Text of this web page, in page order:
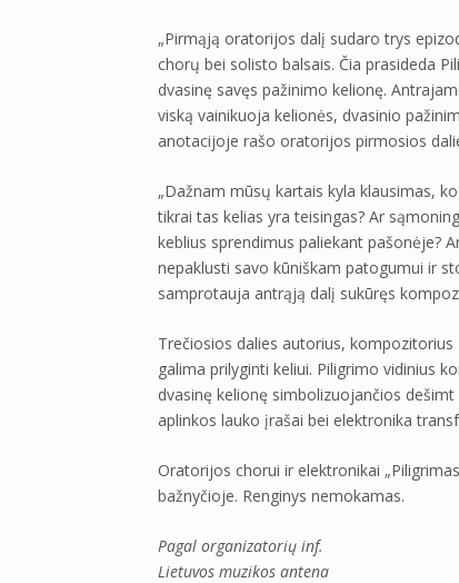
„Pirmąją oratorijos dalį sudaro trys
chorų bei solisto balsais. Čia prasideda
dvasinę savęs pažinimo kelionę.
viską vainikuoja kelionės, dvasinio
anotacijoje rašo oratorijos pirmosios
„Dažnam mūsų kartais kyla klausimas,
tikrai tas kelias yra teisingas? Ar
keblius sprendimus paliekant pašonėje?
nepaklusti savo kūniškam patogumui ir
samprotauja antrąją dalį sukūręs
Trečiosios dalies autorius,
galima prilyginti keliui. Piligrimo vidinius
dvasinę kelionę simbolizuojančios
aplinkos lauko įrašai bei elektronika
Oratorijos chorui ir elektronikai
bažnyčioje. Renginys nemokamas.
Pagal organizatorių inf.
Lietuvos muzikos antena